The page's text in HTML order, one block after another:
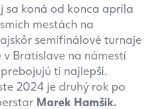
sa koná od konca apríla
mestách na
semifinálové turnaje
Bratislave na námestí
tí najlepší.
2024 je druhý rok po
Marek Hamšík.